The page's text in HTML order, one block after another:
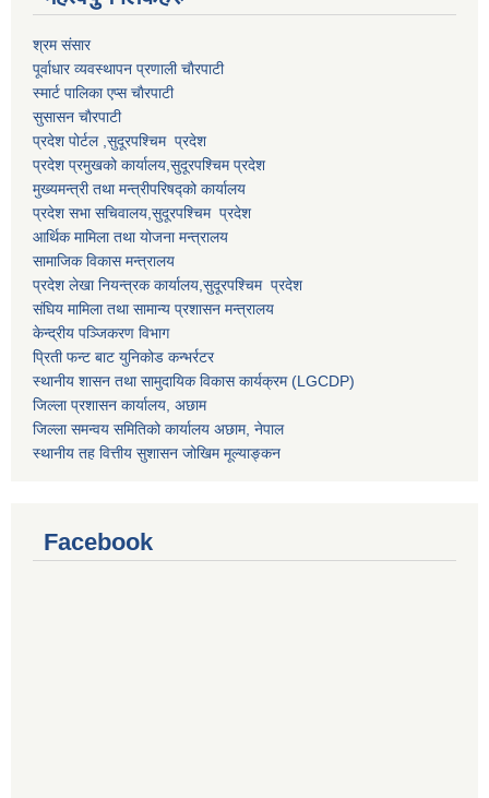
श्रम संसार
पूर्वाधार व्यवस्थापन प्रणाली चाैरपाटी
स्मार्ट पालिका एप्स चाैरपाटी
सुसासन चाैरपाटी
प्रदेश पोर्टल ,सुदूरपश्चिम प्रदेश
प्रदेश प्रमुखको कार्यालय,सुदूरपश्चिमप्रदेश
मुख्यमन्त्री तथा मन्त्रीपरिषद्को कार्यालय
प्रदेश सभा सचिवालय,सुदूरपश्चिम प्रदेश
आर्थिक मामिला तथा योजना मन्त्रालय
सामाजिक विकास मन्त्रालय
प्रदेश लेखा नियन्त्रक कार्यालय,सुदूरपश्चिम प्रदेश
संघिय मामिला तथा सामान्य प्रशासन मन्त्रालय
केन्द्रीय पञ्जिकरण विभाग
प्रिती फन्ट बाट युनिकोड कन्भर्रटर
स्थानीय शासन तथा सामुदायिक विकास कार्यक्रम (LGCDP)
जिल्ला प्रशासन कार्यालय, अछाम
जिल्ला समन्वय समितिको कार्यालय अछाम, नेपाल
स्थानीय तह वित्तीय सुशासन जोखिम मूल्याङ्कन
Facebook